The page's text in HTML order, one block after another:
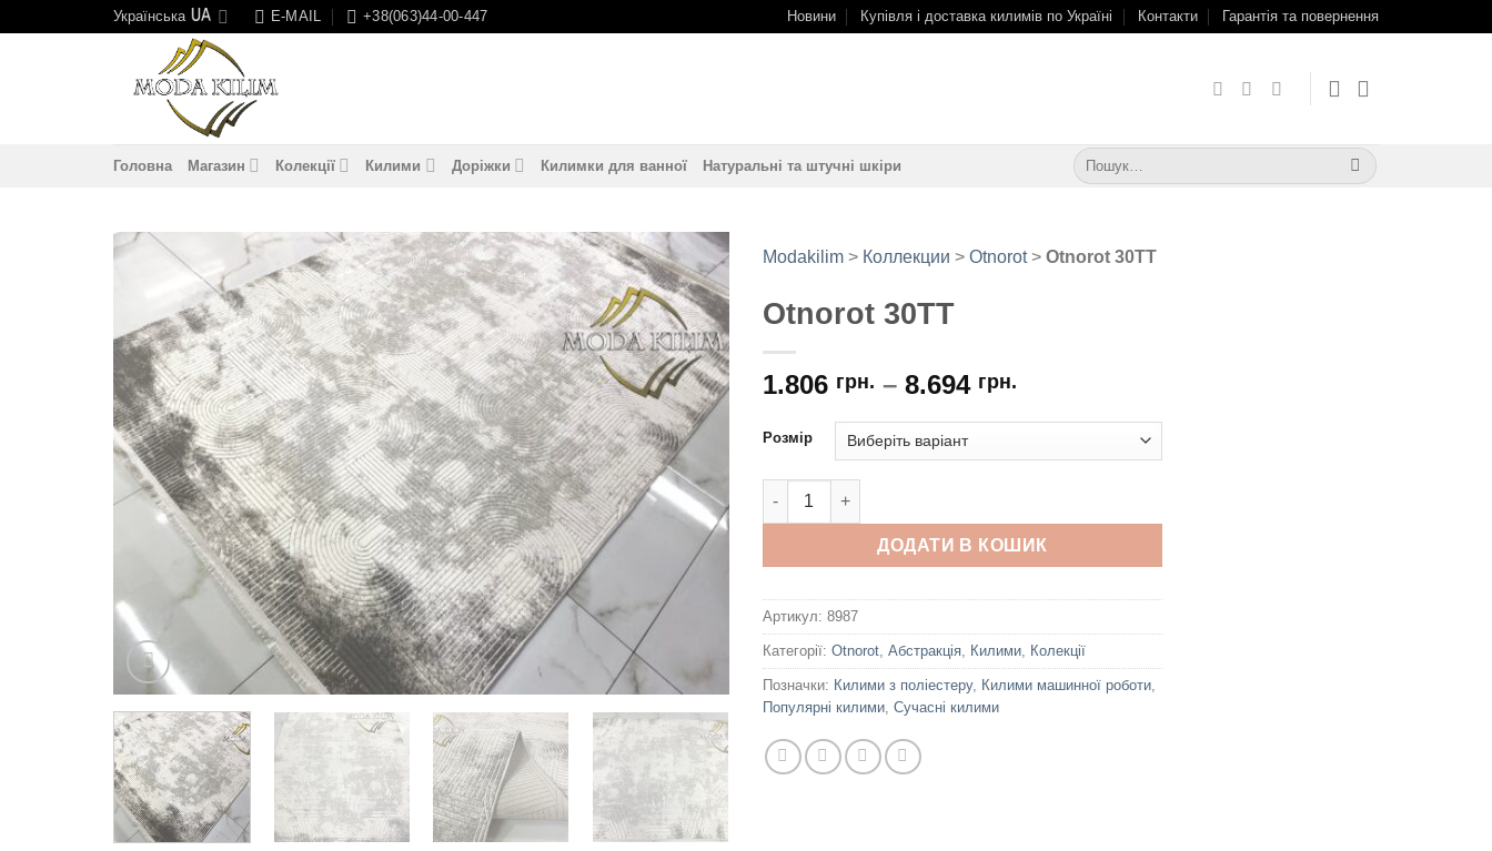
Українська E-MAIL +38(063)44-00-447 Новини Купівля і доставка килимів по Україні Контакти Гарантія та повернення
Головна Магазин Колекції Килими Доріжки Килимки для ванної Натуральні та штучні шкіри
Шукати:
Додати
до
обраного
Modakilim > Коллекции > Otnorot> Otnorot 30TT
Otnorot 30TT
1.806 грн. – 8.694 грн.
Розмір
Otnorot 30TT кількість
ДОДАТИ В КОШИК
Артикул: 8987
Категорії: Otnorot Абстракція Килими Колекції
Позначки: Килими з поліестеру, Килими машинної роботи
Популярні килими Сучасні килими